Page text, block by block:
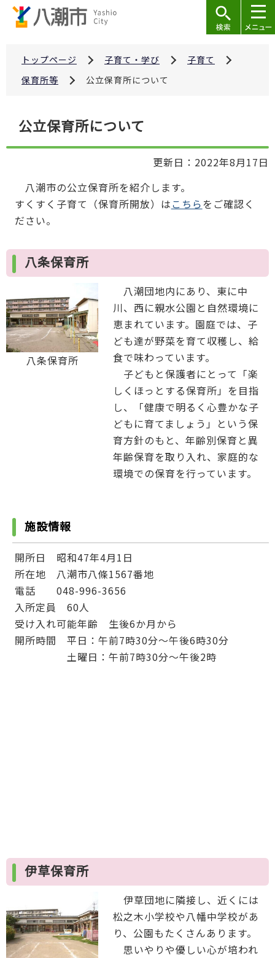
トップページ 子育て・学び
子育て
保育所等
公立保育所について
こ
公立保育所について
更新日：2022年8月17日
八潮市の公立保育所を紹介します。
すくすく子育て（保育所開放）は こちらをご確認く
ださい。
八条保育所
八条保育所
八潮団地内にあり、東に中
川、西に親水公園と自然環境に
恵まれています。園庭では、子
ども達が野菜を育て収穫し、給
食で味わっています。
子どもと保護者にとって「楽
しくほっとする保育所」を目指
し、「健康で明るく心豊かな子
どもに育てましょう」という保
育方針のもと、年齢別保育と異
年齢保育を取り入れ、家庭的な
環境での保育を行っています。
施設情報
開所日 昭和47年4月1日
所在地 八潮市八條1567番地
電話 048-996-3656
入所定員 60人
受け入れ可能年齢 生後6か月から
開所時間 平日：午前7時30分～午後6時30分
土曜日：午前7時30分～午後2時
伊草保育所
伊草団地に隣接し、近くには
松之木小学校や八幡中学校があ
り、公園もたくさんあります。
思いやりや優しい心が培われ